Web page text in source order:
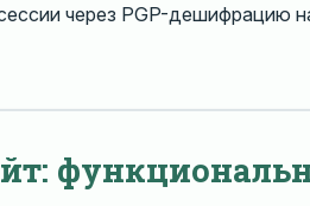
через PGP-дешифрацию